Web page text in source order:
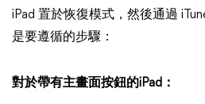
iPad 置於恢復模式，然後通過
是要遵循的步驟：
對於帶有主畫面按鈕的iPad：